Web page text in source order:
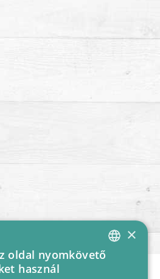
HUNGARIAN
×
oldal nyomkövető
használ